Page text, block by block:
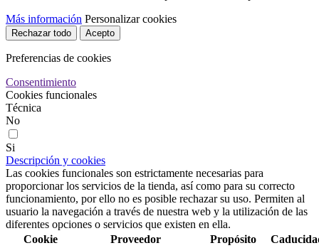
Más información Personalizar cookies
Rechazar todo Acepto
Preferencias de cookies
Consentimiento
Cookies funcionales
Técnica
No
Si
Descripción y cookies
Las cookies funcionales son estrictamente necesarias para
proporcionar los servicios de la tienda, así como para su correcto
funcionamiento, por ello no es posible rechazar su uso. Permiten al
usuario la navegación a través de nuestra web y la utilización de las
diferentes opciones o servicios que existen en ella.
Cookie
Proveedor Propósito